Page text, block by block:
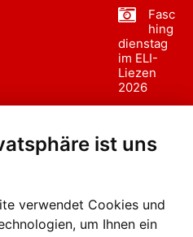
ist uns
verwendet Cookies und
um Ihnen ein
Fasc
hing
dienstag
im ELI-
Liezen
2026
sumzug
Liezen